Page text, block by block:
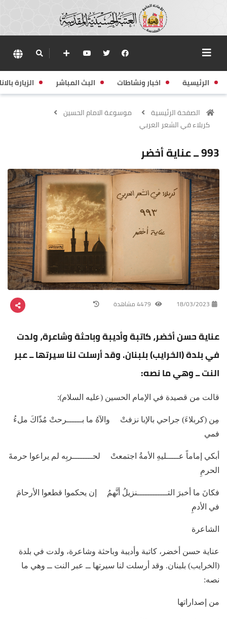
الرئيسية اخبار ونشاطات البث المباشر الزيارة
الصفحة الرئيسية
موسوعة الامام الحسين
كربلاء في الشعر العربي
993 ــ عناية أخضر
18/03/2023
عناية حسن أخضر، كاتبة وأديبة وباحثة وشاعرة، ولدت
في بلدة (الخرايب) بلبنان. وقد أرسلت لنا سيرتها ــ عبر
النت ــ وهي ما نصه:
قالت من قصيدة في الإمام الحسين (عليه السلام):
مِن (كربلاءَ) جراحي بالإبا نزفتْ والآهُ ما بــــــرحتْ مُذّاكَ ملءُ
فمي
أبكي إماماً عـــــليهِ الأمةُ اجتمعتْ لحــــــــربِه لم يراعوا حرمةَ
الحرمِ
فكانَ ما أخبرَ التــــــــــــنزيلُ أنَّهمُ إن يحكموا قطعوا الأرحامَ
في الأدمِ
الشاعرة
عناية حسن أخضر، كاتبة وأديبة وباحثة وشاعرة، ولدت في بلدة
(الخرايب) بلبنان. وقد أرسلت لنا سيرتها ــ عبر النت ــ وهي ما
نصه:
من إصداراتها